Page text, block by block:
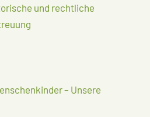
und rechtliche
– Unsere